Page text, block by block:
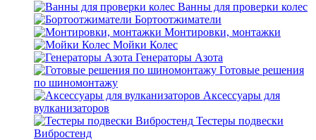
Ванны для проверки колес
Бортоотжиматели
Монтировки, монтажки
Мойки Колес
Генераторы Азота
Готовые решения
по шиномонтажу
Аксессуары для
вулканизаторов
Тестеры подвески
Вибростенд